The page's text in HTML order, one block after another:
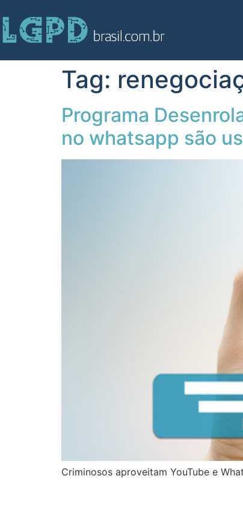
Tag:
Programa
no whatsapp são
Criminosos aproveitam YouTube e